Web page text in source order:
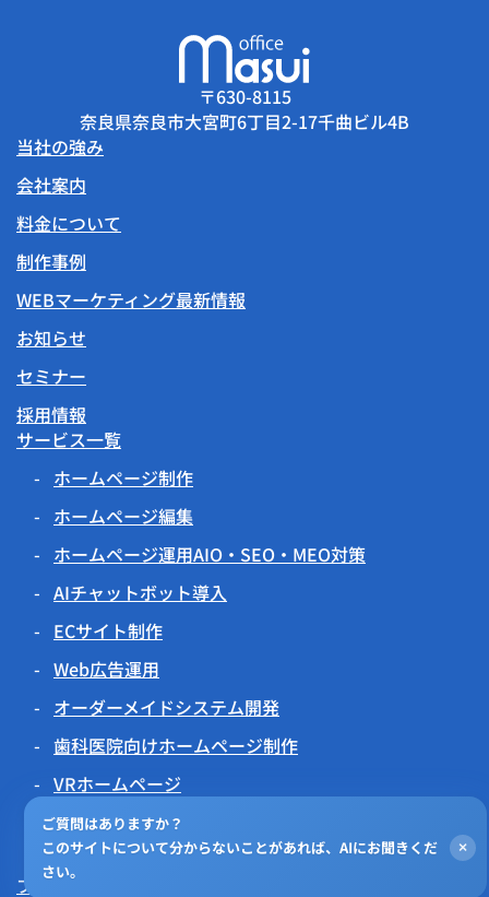
〒630-8115
奈良県奈良市大宮町6丁目2-17千曲ビル4B
当社の強み
会社案内
料金について
制作事例
WEBマーケティング最新情報
お知らせ
セミナー
採用情報
サービス一覧
ホームページ制作
ホームページ編集
ホームページ運用AIO・SEO・MEO対策
AIチャットボット導入
ECサイト制作
Web広告運用
オーダーメイドシステム開発
歯科医院向けホームページ制作
VRホームページ
伝わるアニメーション
チラシビジョン
プライバシーポリシー
ご質問はありますか？
このサイトについて分からないことがあれば、AIにお聞きくだ
さい。
×